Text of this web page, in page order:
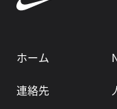
ホーム
連絡先